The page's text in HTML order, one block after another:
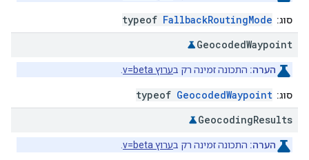
סוג: typeof FallbackRoutingMode
GeocodedWaypoint
הערה: התכונה זמינה רק בערוץ v=beta .
סוג: typeof GeocodedWaypoint
GeocodingResults
הערה: התכונה זמינה רק בערוץ v=beta .